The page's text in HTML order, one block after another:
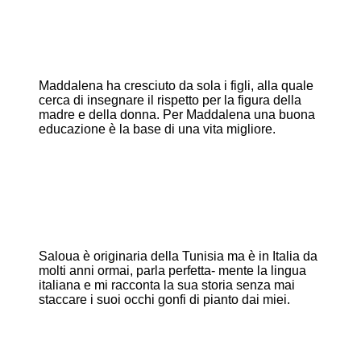
Maddalena ha cresciuto da sola i figli, alla quale
cerca di insegnare il rispetto per la figura della
madre e della donna. Per Maddalena una buona
educazione è la base di una vita migliore.
Saloua è originaria della Tunisia ma è in Italia da
molti anni ormai, parla perfetta- mente la lingua
italiana e mi racconta la sua storia senza mai
staccare i suoi occhi gonfi di pianto dai miei.